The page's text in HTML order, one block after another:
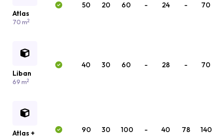
Atlas
70 m2
50 20 60 - 24 - 70
Liban
69 m2
40 30 60 - 28 - 70
Atlas +
90 30 100 - 40 78 140